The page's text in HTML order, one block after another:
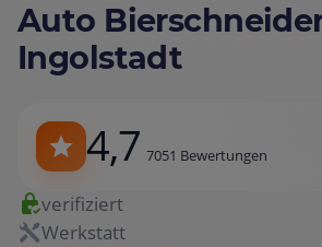
Auto
Ingolstadt
4,7 7051 Bewertungen
verifiziert
Werkstatt